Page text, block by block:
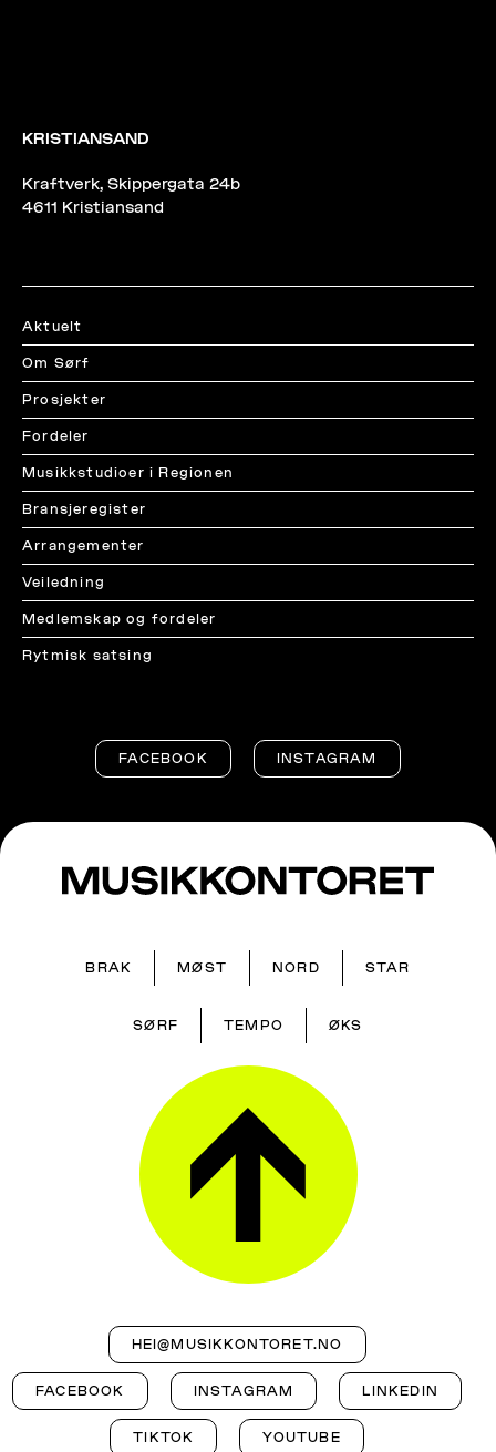
KRISTIANSAND
Kraftverk, Skippergata 24b
4611 Kristiansand
Aktuelt
Om Sørf
Prosjekter
Fordeler
Musikkstudioer i Regionen
Bransjeregister
Arrangementer
Veiledning
Medlemskap og fordeler
Rytmisk satsing
FACEBOOK INSTAGRAM
BRAK MØST NORD STAR
SØRF TEMPO ØKS
HEI@MUSIKKONTORET.NO
FACEBOOK INSTAGRAM LINKEDIN
TIKTOK YOUTUBE